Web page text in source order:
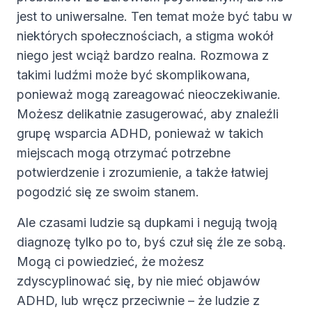
jest to uniwersalne. Ten temat może być tabu w
niektórych społecznościach, a stigma wokół
niego jest wciąż bardzo realna. Rozmowa z
takimi ludźmi może być skomplikowana,
ponieważ mogą zareagować nieoczekiwanie.
Możesz delikatnie zasugerować, aby znaleźli
grupę wsparcia ADHD, ponieważ w takich
miejscach mogą otrzymać potrzebne
potwierdzenie i zrozumienie, a także łatwiej
pogodzić się ze swoim stanem.
Ale czasami ludzie są dupkami i negują twoją
diagnozę tylko po to, byś czuł się źle ze sobą.
Mogą ci powiedzieć, że możesz
zdyscyplinować się, by nie mieć objawów
ADHD, lub wręcz przeciwnie – że ludzie z